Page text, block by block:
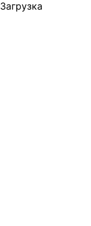
Загрузка